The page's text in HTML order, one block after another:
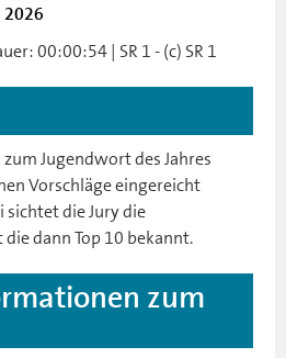
2026
00:00:54 | SR 1 - (c) SR 1
Jugendwort des Jahres
Vorschläge eingereicht
sichtet die Jury die
dann Top 10 bekannt.
zum